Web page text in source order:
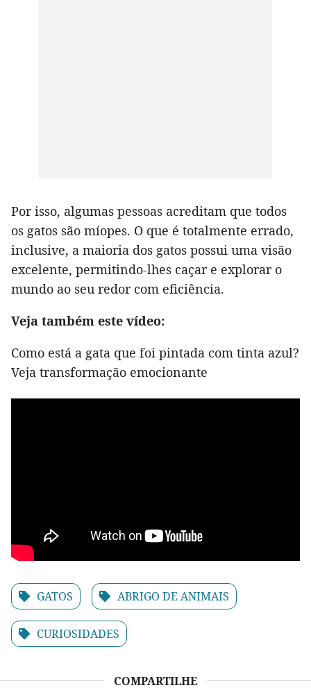
Por isso, algumas pessoas acreditam que todos
os gatos são míopes. O que é totalmente errado,
inclusive, a maioria dos gatos possui uma visão
excelente, permitindo-lhes caçar e explorar o
mundo ao seu redor com eficiência.
Veja também este vídeo:
Como está a gata que foi pintada com tinta azul?
Veja transformação emocionante
GATOS ABRIGO DE ANIMAIS
CURIOSIDADES
COMPARTILHE